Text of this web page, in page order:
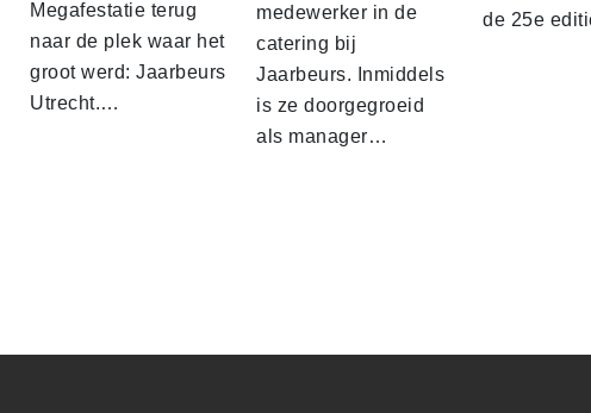
Megafestatie terug
naar de plek waar het
groot werd: Jaarbeurs
Utrecht.…
medewerker in de
catering bij
Jaarbeurs. Inmiddels
is ze doorgegroeid
als manager…
de 25e